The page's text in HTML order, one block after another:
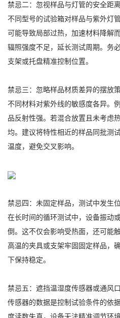
禁忌二：忽视样品与灯管的安全距
不同型号的试验箱对样品与紫外灯
可能导致局部过热，加速材料降解
辐照强度不足，延长测试周期。务
支架或托盘精准控制位置。
禁忌三：忽略样品材质差异的摆放
不同材料对紫外线的敏感度各异。
品反射性强。若混合放置且未考虑
均。建议将特性相近的样品同批测
温度，避免交叉影响。
禁忌四：未固定样品，测试中发生
在长时间的循环测试中，设备振动
倒。这不仅会影响受热面，还可能
高温的夹具或支架牢固固定样品，
下保持稳定。
禁忌五：遮挡温湿度传感器或通风口
传感器的数据是控制试验条件的依